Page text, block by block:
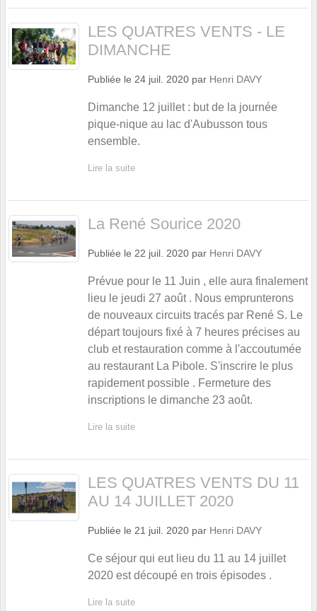
LES QUATRES VENTS - LE
DIMANCHE
Publiée le 24 juil. 2020 par Henri DAVY
Dimanche 12 juillet : but de la journée
pique-nique au lac d'Aubusson tous
ensemble.
Lire la suite
La René Sourice 2020
Publiée le 22 juil. 2020 par Henri DAVY
Prévue pour le 11 Juin , elle aura finalement
lieu le jeudi 27 août . Nous emprunterons
de nouveaux circuits tracés par René S. Le
départ toujours fixé à 7 heures précises au
club et restauration comme à l'accoutumée
au restaurant La Pibole. S'inscrire le plus
rapidement possible . Fermeture des
inscriptions le dimanche 23 août.
Lire la suite
LES QUATRES VENTS DU 11
AU 14 JUILLET 2020
Publiée le 21 juil. 2020 par Henri DAVY
Ce séjour qui eut lieu du 11 au 14 juillet
2020 est découpé en trois épisodes .
Lire la suite